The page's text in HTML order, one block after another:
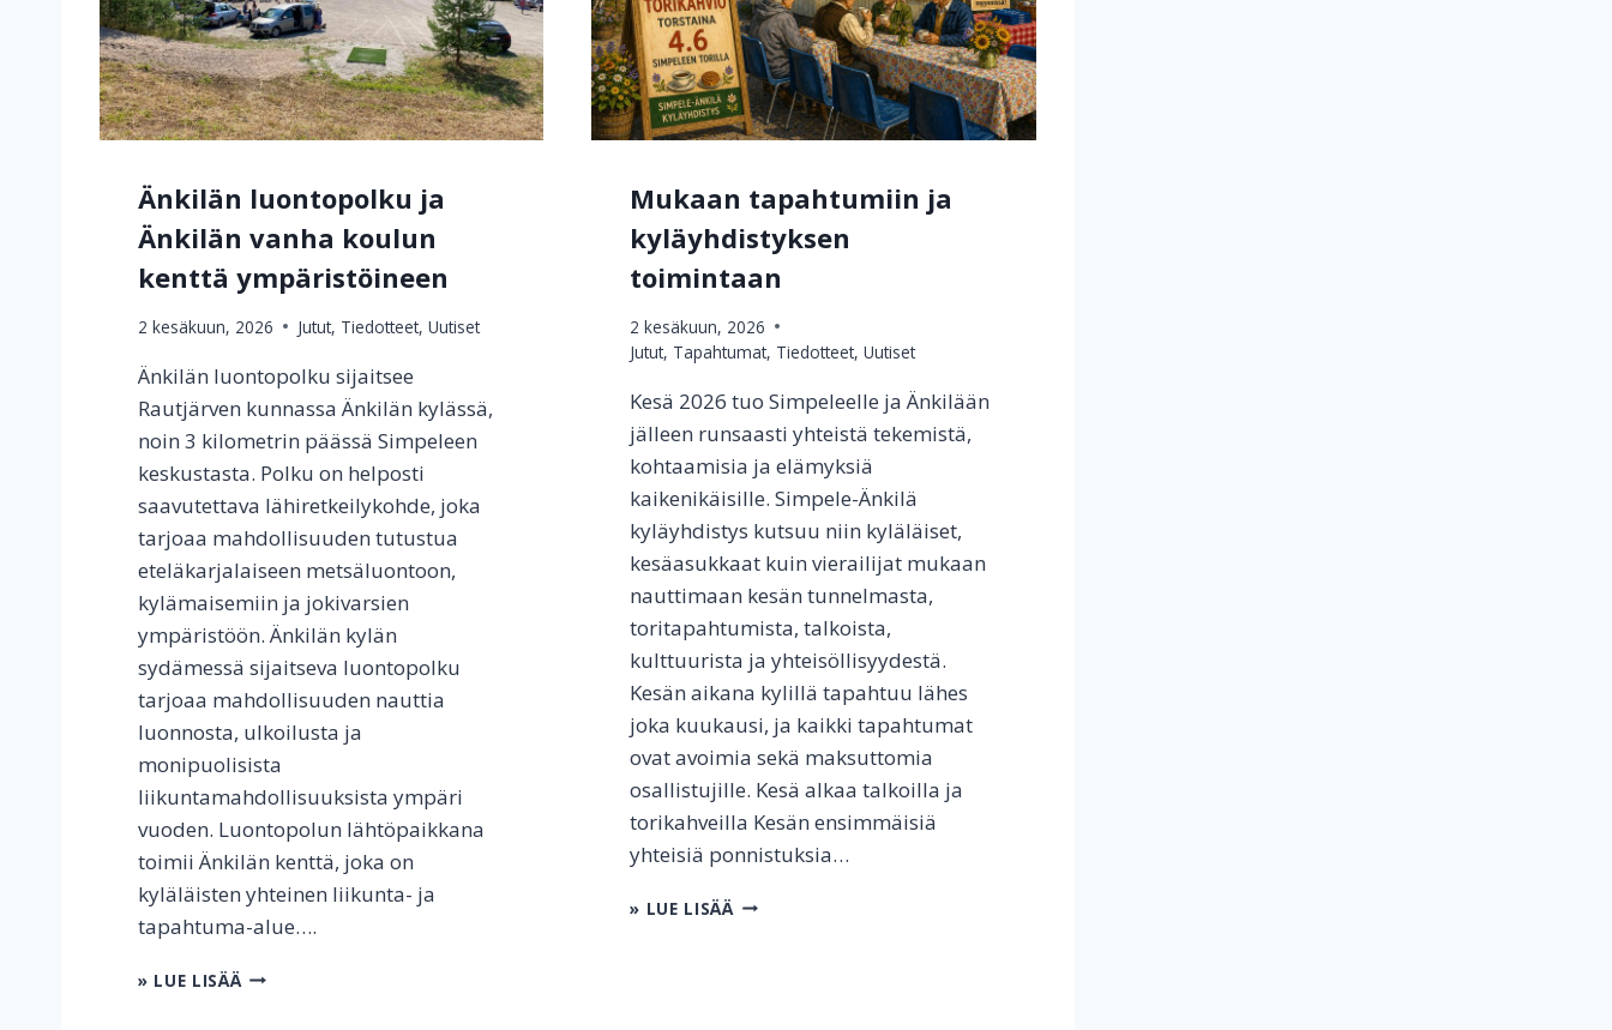
Änkilän luontopolku ja
Änkilän vanha koulun
kenttä ympäristöineen
2 kesäkuun, 2026 Jutut, Tiedotteet, Uutiset
Änkilän luontopolku sijaitsee
Rautjärven kunnassa Änkilän kylässä,
noin 3 kilometrin päässä Simpeleen
keskustasta. Polku on helposti
saavutettava lähiretkeilykohde, joka
tarjoaa mahdollisuuden tutustua
eteläkarjalaiseen metsäluontoon,
kylämaisemiin ja jokivarsien
ympäristöön. Änkilän kylän
sydämessä sijaitseva luontopolku
tarjoaa mahdollisuuden nauttia
luonnosta, ulkoilusta ja
monipuolisista
liikuntamahdollisuuksista ympäri
vuoden. Luontopolun lähtöpaikkana
toimii Änkilän kenttä, joka on
kyläläisten yhteinen liikunta- ja
tapahtuma-alue….
» LUE LISÄÄ Ä
Mukaan tapahtumiin ja
kyläyhdistyksen
toimintaan
2 kesäkuun, 2026
Jutut, Tapahtumat, Tiedotteet,Uutiset
Kesä 2026 tuo Simpeleelle ja Änkilään
jälleen runsaasti yhteistä tekemistä,
kohtaamisia ja elämyksiä
kaikenikäisille. Simpele-Änkilä
kyläyhdistys kutsuu niin kyläläiset,
kesäasukkaat kuin vierailijat mukaan
nauttimaan kesän tunnelmasta,
toritapahtumista, talkoista,
kulttuurista ja yhteisöllisyydestä.
Kesän aikana kylillä tapahtuu lähes
joka kuukausi, ja kaikki tapahtumat
ovat avoimia sekä maksuttomia
osallistujille. Kesä alkaa talkoilla ja
torikahveilla Kesän ensimmäisiä
yhteisiä ponnistuksia…
» LUE LISÄÄ M